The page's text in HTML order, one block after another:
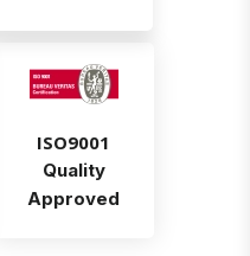
ISO9001
Quality
Approved